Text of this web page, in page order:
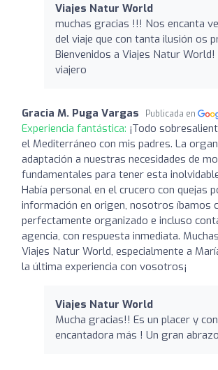
Viajes Natur World
muchas gracias !!! Nos encanta
del viaje que con tanta ilusión os
Bienvenidos a Viajes Natur World!
viajero
Gracia M. Puga Vargas Publicada en
Experiencia fantástica: ¡Todo
el Mediterráneo con mis padres. La
adaptación a nuestras necesidades de
fundamentales para tener esta
Había personal en el crucero con quejas
información en origen, nosotros íbamos
perfectamente organizado e incluso
agencia, con respuesta inmediata.
Viajes Natur World, especialmente a
la última experiencia con vosotros¡
Viajes Natur World
Mucha gracias!! Es un placer y
encantadora más ! Un gran